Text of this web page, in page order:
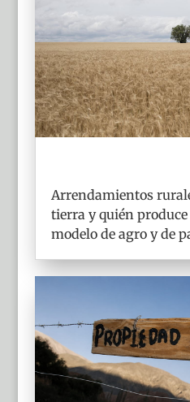
Arrendamientos
tierra y quién
modelo de agro y de